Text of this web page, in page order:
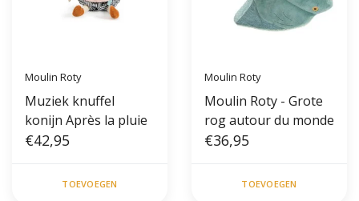
Moulin Roty
Muziek knuffel
konijn Après la pluie
€42,95
TOEVOEGEN
Moulin Roty
Moulin Roty - Grote
rog autour du monde
€36,95
TOEVOEGEN